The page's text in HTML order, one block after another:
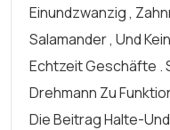
Einundzwanzig ,
Salamander , Und
Echtzeit Geschäfte .
Drehmann Zu
Die Beitrag Halte-